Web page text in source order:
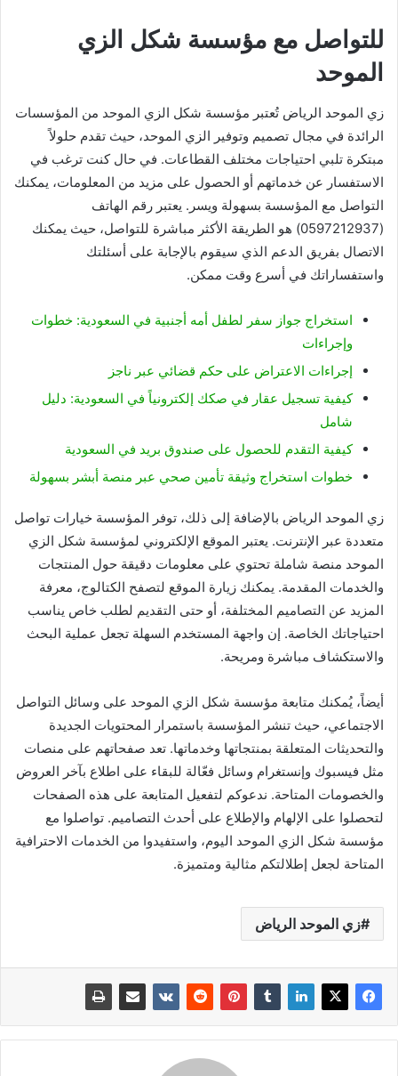
للتواصل مع مؤسسة شكل الزي
الموحد
زي الموحد الرياض تُعتبر مؤسسة شكل الزي الموحد من المؤسسات
الرائدة في مجال تصميم وتوفير الزي الموحد، حيث تقدم حلولاً
مبتكرة تلبي احتياجات مختلف القطاعات. في حال كنت ترغب في
الاستفسار عن خدماتهم أو الحصول على مزيد من المعلومات، يمكنك
التواصل مع المؤسسة بسهولة ويسر. يعتبر رقم الهاتف
(0597212937) هو الطريقة الأكثر مباشرة للتواصل، حيث يمكنك
الاتصال بفريق الدعم الذي سيقوم بالإجابة على أسئلتك
واستفساراتك في أسرع وقت ممكن.
استخراج جواز سفر لطفل أمه أجنبية في السعودية: خطوات
وإجراءات
إجراءات الاعتراض على حكم قضائي عبر ناجز
كيفية تسجيل عقار في صكك إلكترونياً في السعودية: دليل
شامل
كيفية التقدم للحصول على صندوق بريد في السعودية
خطوات استخراج وثيقة تأمين صحي عبر منصة أبشر بسهولة
زي الموحد الرياض بالإضافة إلى ذلك، توفر المؤسسة خيارات تواصل
متعددة عبر الإنترنت. يعتبر الموقع الإلكتروني لمؤسسة شكل الزي
الموحد منصة شاملة تحتوي على معلومات دقيقة حول المنتجات
والخدمات المقدمة. يمكنك زيارة الموقع لتصفح الكتالوج، معرفة
المزيد عن التصاميم المختلفة، أو حتى التقديم لطلب خاص يناسب
احتياجاتك الخاصة. إن واجهة المستخدم السهلة تجعل عملية البحث
والاستكشاف مباشرة ومريحة.
أيضاً، يُمكنك متابعة مؤسسة شكل الزي الموحد على وسائل التواصل
الاجتماعي، حيث تنشر المؤسسة باستمرار المحتويات الجديدة
والتحديثات المتعلقة بمنتجاتها وخدماتها. تعد صفحاتهم على منصات
مثل فيسبوك وإنستغرام وسائل فعّالة للبقاء على اطلاع بآخر العروض
والخصومات المتاحة. ندعوكم لتفعيل المتابعة على هذه الصفحات
لتحصلوا على الإلهام والإطلاع على أحدث التصاميم. تواصلوا مع
مؤسسة شكل الزي الموحد اليوم، واستفيدوا من الخدمات الاحترافية
المتاحة لجعل إطلالتكم مثالية ومتميزة.
زي الموحد الرياض